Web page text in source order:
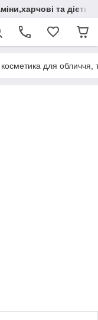
та
для обличчя,